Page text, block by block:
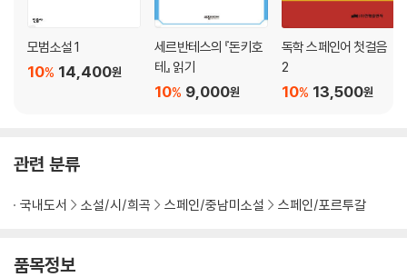
모범소설 1
14,400원
10%
세르반테스의 『돈키호
테』 읽기
9,000원
10%
독학 스페인어 첫걸음
2
13,500원
10%
관련 분류
국내도서 소설/시/희곡 스페인/중남미소설 스페인/포르투갈
품목정보